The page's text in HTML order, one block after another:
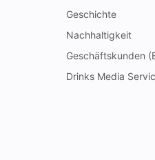
Geschichte
Nachhaltigkeit
Geschäftskunden
Drinks Media